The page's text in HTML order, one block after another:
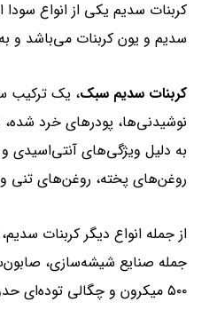
کربنات سدیم یکی از انواع
سدیم و یون کربنات می‌باشد و
کربنات سدیم سبک، یک ترکیب
نوشیدنی‌ها، پودرهای خرد
به دلیل ویژگی‌های آنتی‌اسیدی
روغن‌های پخته، روغن‌های تنی و
از جمله انواع دیگر کربنات
۵۰۰ میکرون و چگالی توده‌ای حدود ۱۰۰۰ کیلوگرم بر مترمکعب است.